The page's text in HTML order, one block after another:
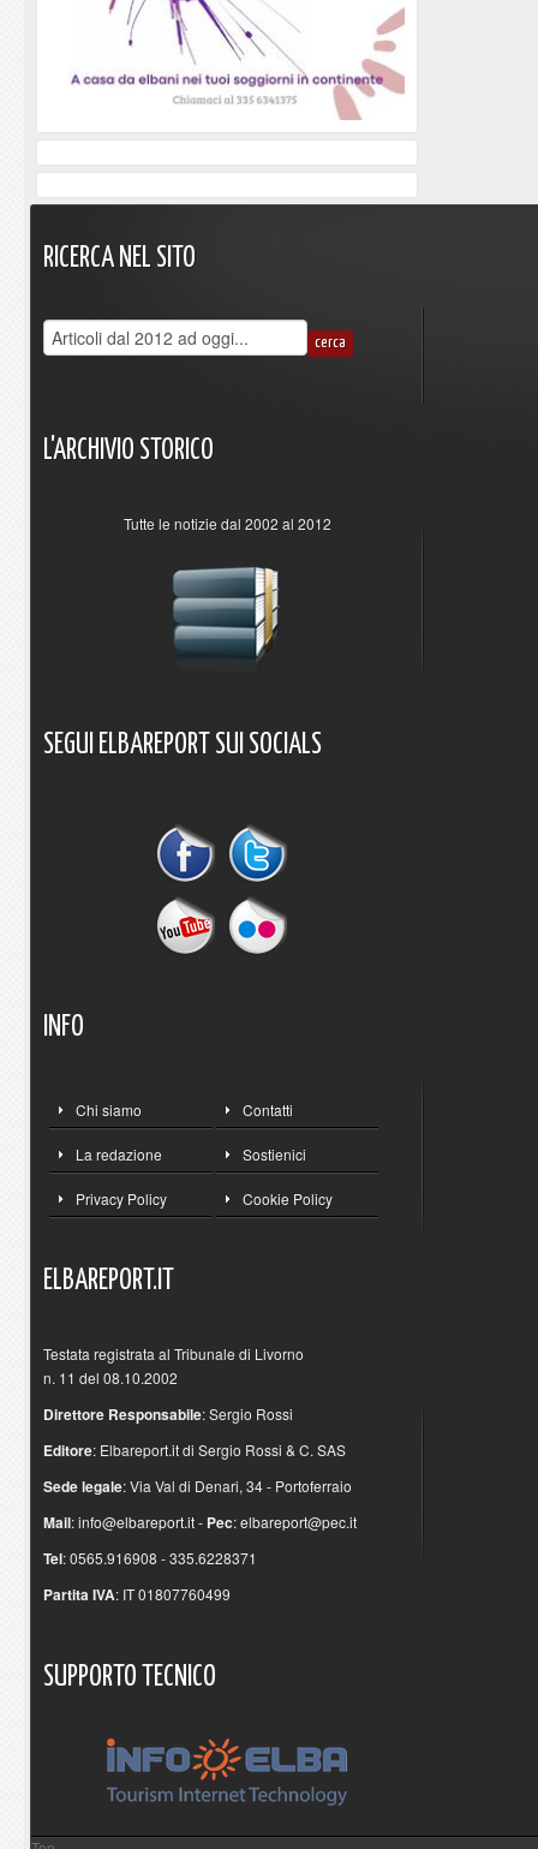
RICERCA NEL SITO
L'ARCHIVIO STORICO
Tutte le notizie dal 2002 al 2012
SEGUI ELBAREPORT SUI SOCIALS
INFO
Chi siamo Contatti
La redazione Sostienici
Privacy Policy Cookie Policy
ELBAREPORT.IT
Testata registrata al Tribunale di Livorno
n. 11 del 08.10.2002
Direttore Responsabile: Sergio Rossi
Editore: Elbareport.it di Sergio Rossi & C. SAS
Sede legale: Via Val di Denari, 34 - Portoferraio
Mail:info@elbareport.it- Pec:elbareport@pec.it
Tel: 0565.916908 - 335.6228371
Partita IVA: IT 01807760499
SUPPORTO TECNICO